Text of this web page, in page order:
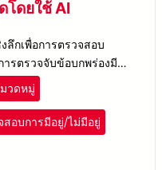
โดยใช้ AI
ลึกเพื่อการตรวจสอบ
รตรวจจับข้อบกพร่องมี
น
วดหมู่
สอบการมีอยู่/ไม่มีอยู่